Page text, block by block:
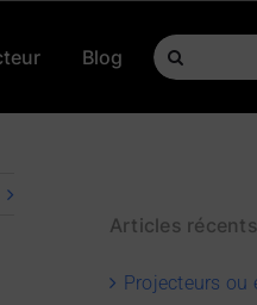
Blog Rechercher:
Articles récents
Projecteurs ou